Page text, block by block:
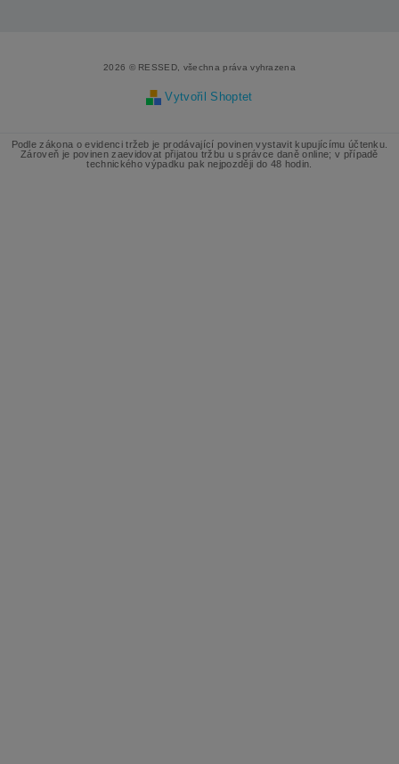
2026 © RESSED, všechna práva vyhrazena
Vytvořil Shoptet
Podle zákona o evidenci tržeb je prodávající povinen vystavit kupujícímu účtenku.
Zároveň je povinen zaevidovat přijatou tržbu u správce daně online; v případě
technického výpadku pak nejpozději do 48 hodin.